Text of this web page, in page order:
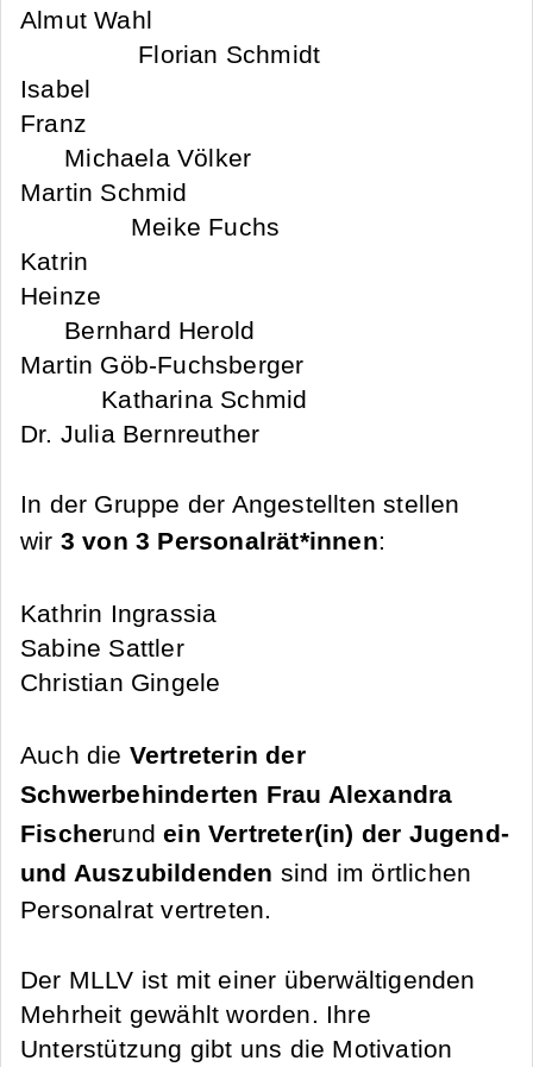
Almut Wahl
Florian Schmidt
Isabel
Franz
Michaela Völker
Martin Schmid
Meike Fuchs
Katrin
Heinze
Bernhard Herold
Martin Göb-Fuchsberger
Katharina Schmid
Dr. Julia Bernreuther
In der Gruppe der Angestellten stellen
wir 3 von 3 Personalrät*innen:
Kathrin Ingrassia
Sabine Sattler
Christian Gingele
Auch die Vertreterin der
Schwerbehinderten Frau Alexandra
Fischerundein Vertreter(in) der Jugend-
und Auszubildenden sind im örtlichen
Personalrat vertreten.
Der MLLV ist mit einer überwältigenden
Mehrheit gewählt worden. Ihre
Unterstützung gibt uns die Motivation